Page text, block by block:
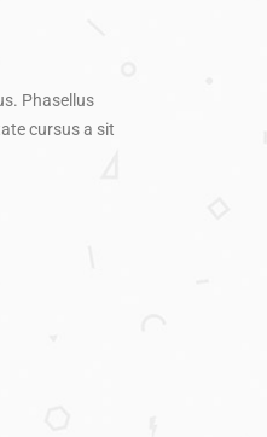
Phasellus
cursus a sit